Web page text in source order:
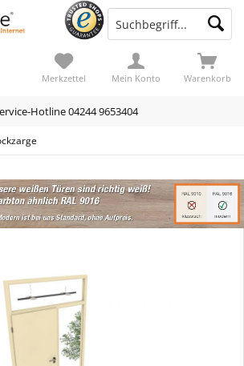
Hotline 04244 9653404
Warenkorb
Merkzettel Mein Konto